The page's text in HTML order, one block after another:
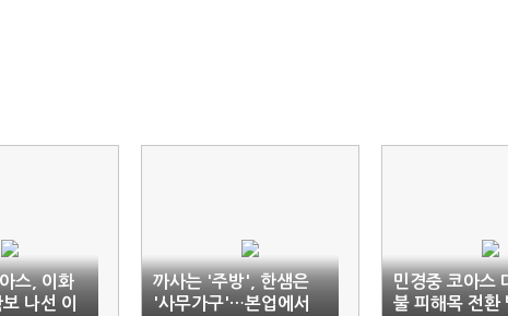
스, 이화
나선 이
까사는 '주방', 한샘은
'사무가구'…본업에서
민경중 코아스
불 피해목 전환